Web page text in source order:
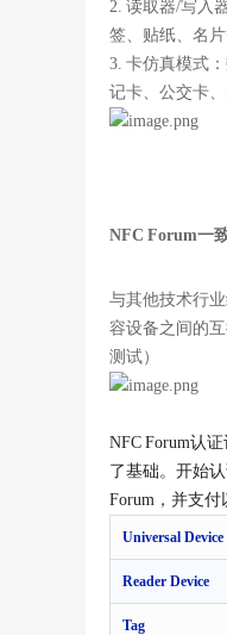
2. 读取器/写入
签、贴纸、名
3. 卡仿真模式：
记卡、公交卡、
NFC Forum一
与其他技术行
容设备之间的
测试）
NFC Forum认证
了基础。开始
Forum，并支付
Universal Device
Reader Device
Tag